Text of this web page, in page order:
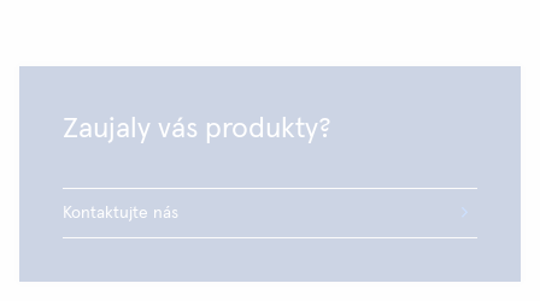
Zaujaly vás produkty?
Kontaktujte nás